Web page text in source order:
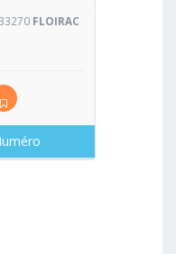
FLOIRAC